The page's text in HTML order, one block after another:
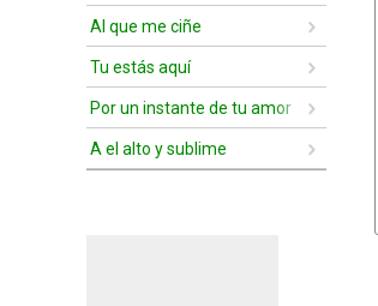
Al que me ciñe
Tu estás aquí
Por un instante de tu amor
A el alto y sublime